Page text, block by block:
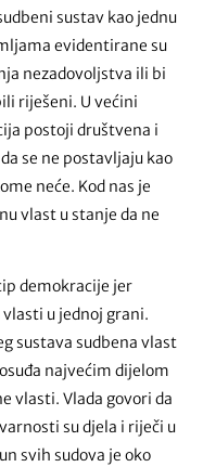
sustav kao jednu
evidentirane su
nezadovoljstva ili bi
riješeni. U većini
postoji društvena i
se ne postavljaju kao
neće. Kod nas je
vlast u stanje da ne
demokracije jer
u jednoj grani.
sustava sudbena vlast
najvećim dijelom
vlasti. Vlada govori da
su djela i riječi u
svih sudova je oko